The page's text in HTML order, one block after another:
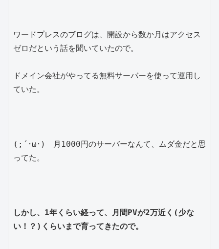
ワードプレスのブログは、開設から数か月はアクセス
ゼロだという話を聞いていたので。
ドメイン会社がやってる無料サーバーを使って運用し
ていた。
(;´･ω･)　月1000円のサーバーなんて、ムダ金だと思
ってた。
しかし、1年くらい経って、月間PVが2万近く(少な